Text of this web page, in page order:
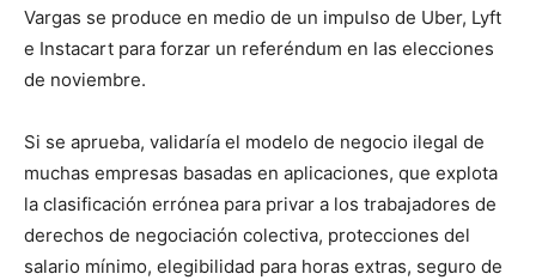
Vargas se produce en medio de un impulso de Uber, Lyft
e Instacart para forzar un referéndum en las elecciones
de noviembre.
Si se aprueba, validaría el modelo de negocio ilegal de
muchas empresas basadas en aplicaciones, que explota
la clasificación errónea para privar a los trabajadores de
derechos de negociación colectiva, protecciones del
salario mínimo, elegibilidad para horas extras, seguro de